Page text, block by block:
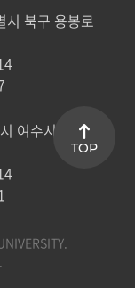
시 북구 용봉로
여수시 대학로
TOP